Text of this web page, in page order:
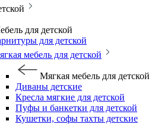
для детской
для детской
мебель для детской
Мягкая мебель для детской
Диваны детские
Кресла мягкие для детской
Пуфы и банкетки для детской
Кушетки, софы тахты детские